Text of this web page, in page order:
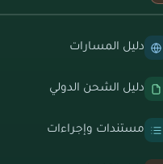
دليل المسارات
دليل الشحن الدولي
مستندات وإجراءات